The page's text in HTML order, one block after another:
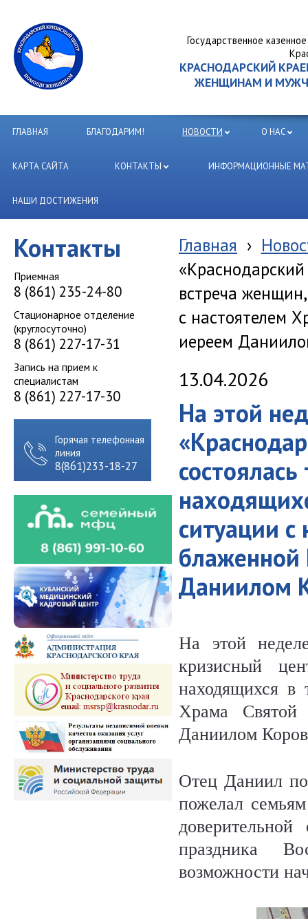
Государственное
КРАСНОДАРСКИЙ
ЖЕНЩИНАМ И
ГЛАВНАЯ БЛАГОДАРИМ! НОВОСТИ О НАС
КАРТА САЙТА КОНТАКТЫ ИНФОРМАЦИОННЫЕ
НАШИ ДОСТИЖЕНИЯ
Контакты
Приемная
8 (861) 235-24-80
Стационарное отделение
(круглосуточно)
8 (861) 227-17-31
Запись на прием к
специалистам
8 (861) 227-17-30
Горячая телефонная
линия
8(861)233-18-27
Главная ›
встреча
с настоятелем
иереем
13.04.2026
На этой
ситуации
Даниилом
На этой
кризисный
находящихся в
Храма Святой
Даниилом
Отец Даниил
пожелал
праздника
возможности